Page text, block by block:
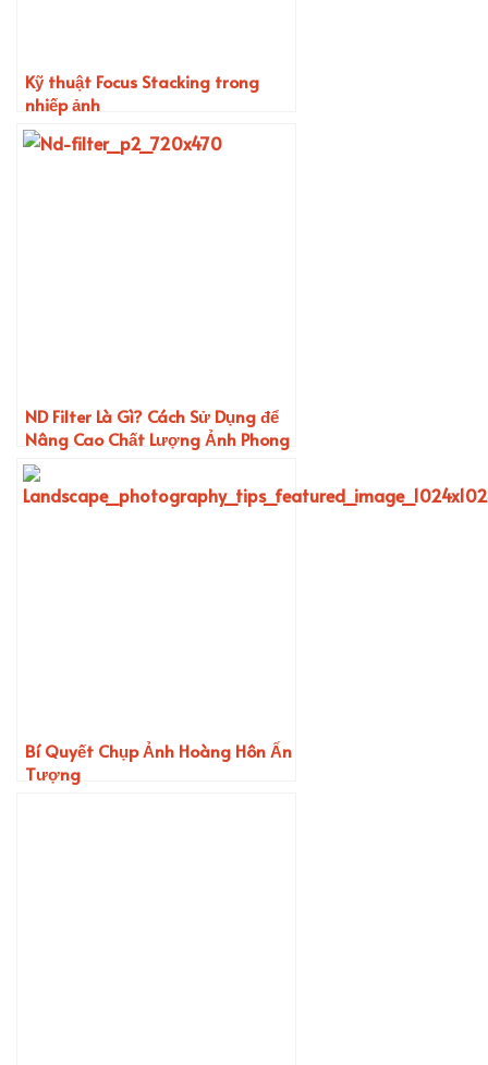
Kỹ thuật Focus Stacking trong
nhiếp ảnh
ND Filter Là Gì? Cách Sử Dụng để
Nâng Cao Chất Lượng Ảnh Phong
Cảnh
Bí Quyết Chụp Ảnh Hoàng Hôn Ấn
Tượng